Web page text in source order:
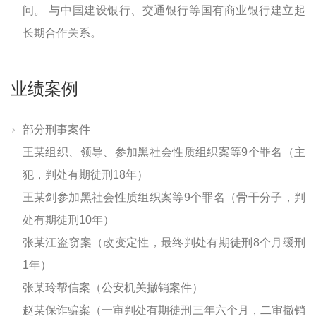
问。 与中国建设银行、交通银行等国有商业银行建立起
长期合作关系。
业绩案例
部分刑事案件
王某组织、领导、参加黑社会性质组织案等9个罪名（主
犯，判处有期徒刑18年）
王某剑参加黑社会性质组织案等9个罪名（骨干分子，判
处有期徒刑10年）
张某江盗窃案（改变定性，最终判处有期徒刑8个月缓刑
1年）
张某玲帮信案（公安机关撤销案件）
赵某保诈骗案（一审判处有期徒刑三年六个月，二审撤销